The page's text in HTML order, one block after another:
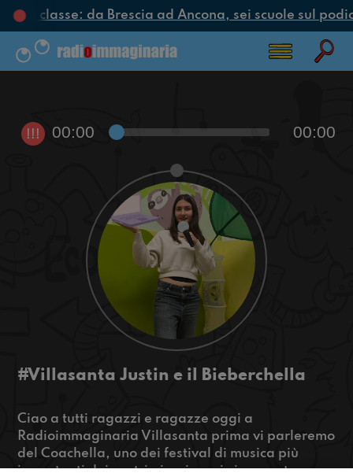
di classe: da Brescia ad Ancona, sei scuole sul
!!! 00:00 00:00
#Villasanta Justin e il Bieberchella
Ciao a tutti ragazzi e ragazze oggi a
Radioimmaginaria Villasanta prima vi parleremo
del Coachella, uno dei festival di musica più